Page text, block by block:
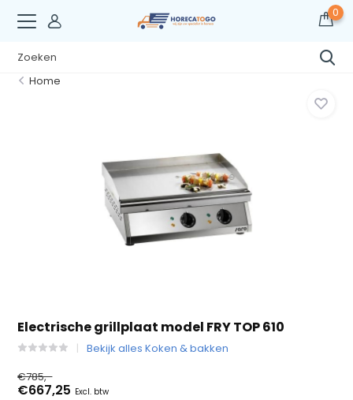
0
Home
Electrische grillplaat model FRY TOP 610
Bekijk alles Koken & bakken
€785,-
€667,25 Excl. btw